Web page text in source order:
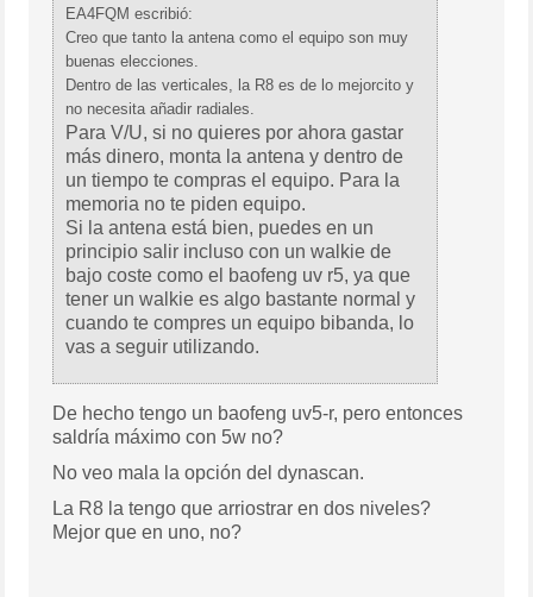
EA4FQM escribió:
Creo que tanto la antena como el equipo son muy
buenas elecciones.
Dentro de las verticales, la R8 es de lo mejorcito y
no necesita añadir radiales.
Para V/U, si no quieres por ahora gastar
más dinero, monta la antena y dentro de
un tiempo te compras el equipo. Para la
memoria no te piden equipo.
Si la antena está bien, puedes en un
principio salir incluso con un walkie de
bajo coste como el baofeng uv r5, ya que
tener un walkie es algo bastante normal y
cuando te compres un equipo bibanda, lo
vas a seguir utilizando.
De hecho tengo un baofeng uv5-r, pero entonces
saldría máximo con 5w no?
No veo mala la opción del dynascan.
La R8 la tengo que arriostrar en dos niveles?
Mejor que en uno, no?